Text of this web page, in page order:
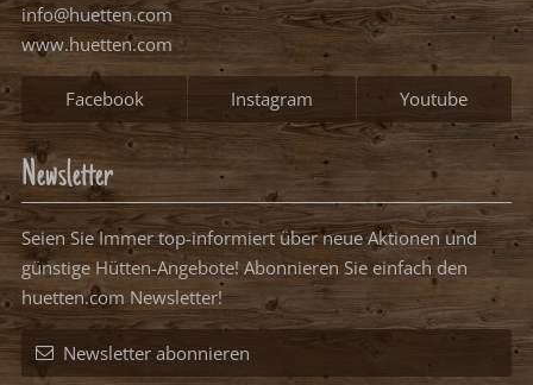
info@huetten.com
www.huetten.com
Facebook Instagram Youtube
Newsletter
Seien Sie Immer top-informiert über neue Aktionen und
günstige Hütten-Angebote! Abonnieren Sie einfach den
huetten.com Newsletter!
Newsletter abonnieren